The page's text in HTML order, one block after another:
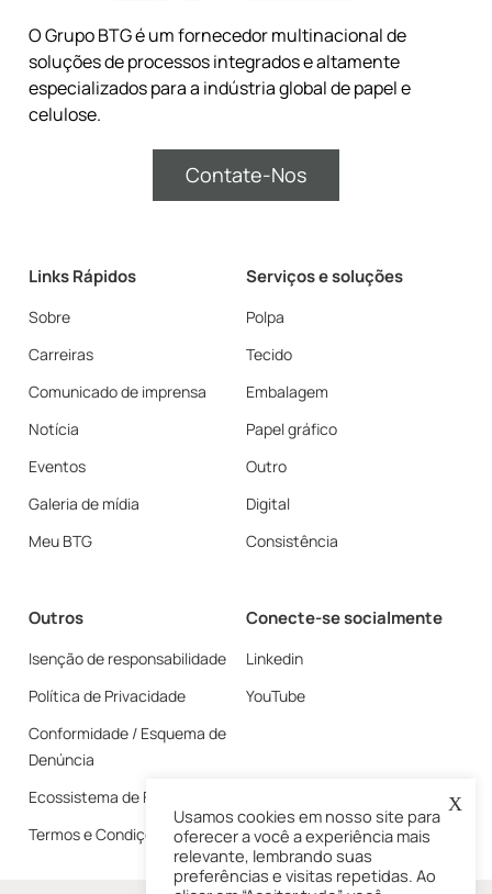
O Grupo BTG é um fornecedor multinacional de
soluções de processos integrados e altamente
especializados para a indústria global de papel e
celulose.
Contate-Nos
Links Rápidos
Sobre
Carreiras
Comunicado de imprensa
Notícia
Eventos
Galeria de mídia
Meu BTG
Serviços e soluções
Polpa
Tecido
Embalagem
Papel gráfico
Outro
Digital
Consistência
Outros
Isenção de responsabilidade
Política de Privacidade
Conformidade / Esquema de
Denúncia
Ecossistema de Fornecedores
Termos e Condições
Conecte-se socialmente
Linkedin
YouTube
X
Usamos cookies em nosso site para
oferecer a você a experiência mais
relevante, lembrando suas
preferências e visitas repetidas. Ao